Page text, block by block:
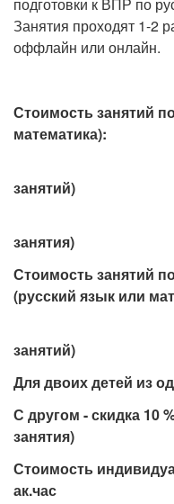
Занятия проходят 1-2
оффлайн или онлайн.
Стоимость занятий
математика):
4200
занятий)
занятия)
Стоимость занятий
(русский язык или
2500
занятий)
Для двоих детей из
С другом - скидка 10
занятия)
Стоимость
ак.час